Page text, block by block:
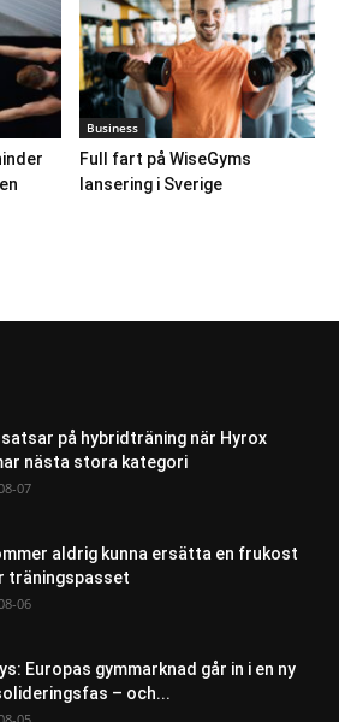
Business
Full fart på WiseGyms
lansering i Sverige
satsar på hybridträning när Hyrox
nästa stora kategori
07
aldrig kunna ersätta en frukost
träningspasset
06
Europas gymmarknad går in i en ny
– och...